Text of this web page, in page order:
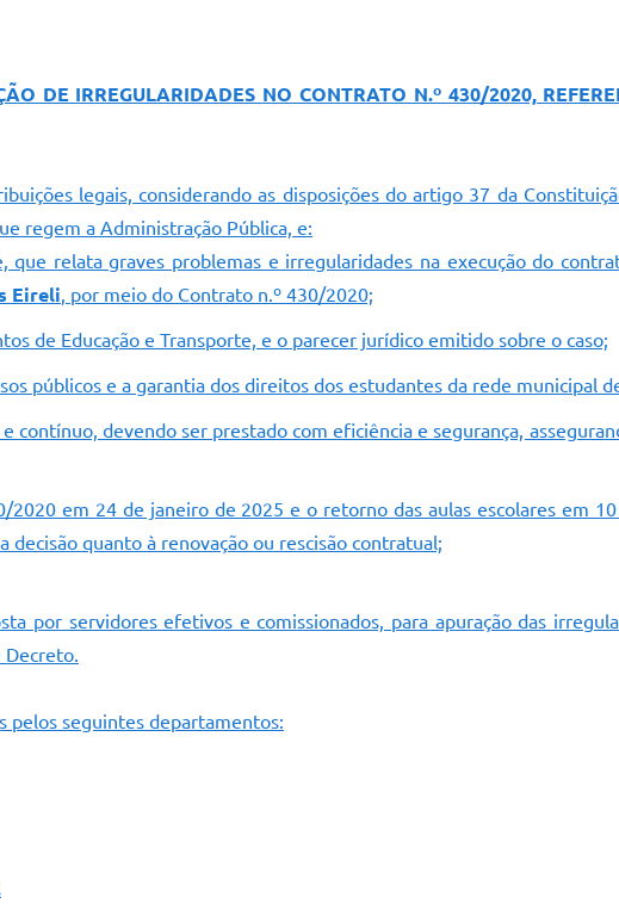
DE IRREGULARIDADES NO CONTRATO N.º 430/2020,
legais, considerando as disposições do artigo 37 da
regem a Administração Pública, e:
relata graves problemas e irregularidades na execução do
Eireli, por meio do Contrato n.º 430/2020;
de Educação e Transporte, e o parecer jurídico emitido sobre o caso;
públicos e a garantia dos direitos dos estudantes da rede municipal
contínuo, devendo ser prestado com eficiência e segurança,
em 24 de janeiro de 2025 e o retorno das aulas escolares em
quanto à renovação ou rescisão contratual;
por servidores efetivos e comissionados, para apuração das
Decreto.
pelos seguintes departamentos: